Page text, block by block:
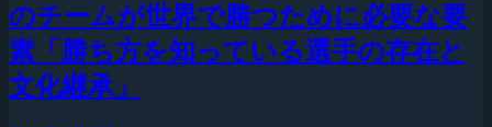
のチームが世界で勝つために必要な要
素「勝ち方を知っている選手の存在と
文化継承」